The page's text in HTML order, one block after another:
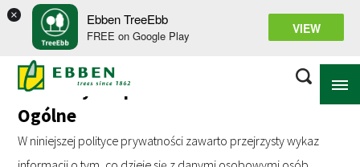
× Ebben TreeEbb
FREE on Google Play VIEW
NA TEMAT EBBEN
Oświadczenie o prywatności i plikach cookie
Oświadczenie o ochronie danych
osobowych i plikach cookie
Ogólne
W niniejszej polityce prywatności zawarto przejrzysty wykaz